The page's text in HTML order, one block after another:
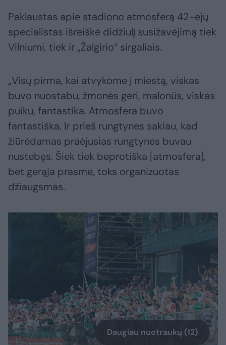
Paklaustas apie stadiono atmosferą 42-ejų
specialistas išreiškė didžiulį susižavėjimą tiek
Vilniumi, tiek ir „Žalgirio“ sirgaliais.
„Visų pirma, kai atvykome į miestą, viskas
buvo nuostabu, žmonės geri, malonūs, viskas
puiku, fantastika. Atmosfera buvo
fantastiška. Ir prieš rungtynes sakiau, kad
žiūrėdamas praėjusias rungtynes buvau
nustebęs. Šiek tiek beprotiška [atmosfera],
bet gerąja prasme, toks organizuotas
džiaugsmas.
Daugiau nuotraukų (12)